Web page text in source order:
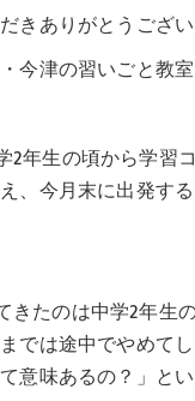
きありがとうござい
今津の習いごと教
2年生の頃から学習
、今月末に出発す
きたのは中学2年生
では途中でやめて
意味あるの？」と